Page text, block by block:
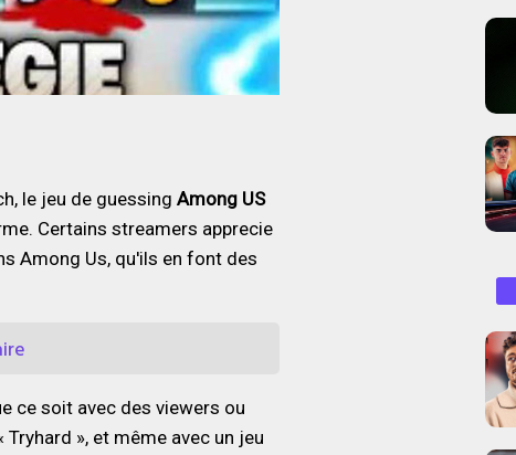
le jeu de guessing Among US
Certains streamers apprecie
Among Us, qu'ils en font des
ce soit avec des viewers ou
», et même avec un jeu